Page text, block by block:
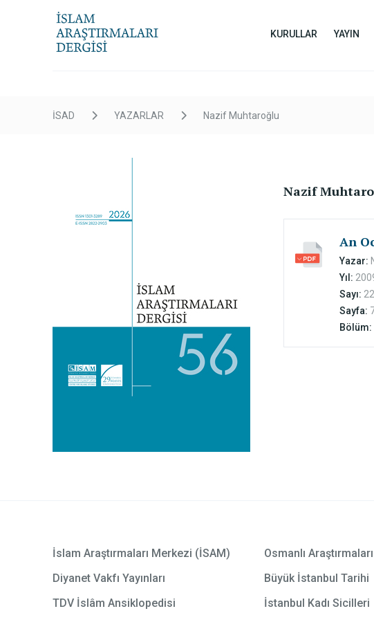
KURULLAR YAYIN
İSAD YAZARLAR Nazif Muhtaroğlu
Nazif
An
Yazar:
Yıl:
Sayı: 22
Sayfa:
Bölüm:
İslam Araştırmaları Merkezi (İSAM)
Diyanet Vakfı Yayınları
TDV İslâm Ansiklopedisi
Osmanlı Araştırmaları
Büyük İstanbul Tarihi
İstanbul Kadı Sicilleri